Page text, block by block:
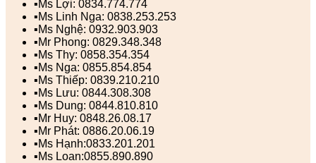
▪️Ms Lợi: 0834.774.774
▪️Ms Linh Nga: 0838.253.253
▪️Ms Nghệ: 0932.903.903
▪️Mr Phong: 0829.348.348
▪️Ms Thy: 0858.354.354
▪️Ms Nga: 0855.854.854
▪️Ms Thiếp: 0839.210.210
▪️Ms Lưu: 0844.308.308
▪️Ms Dung: 0844.810.810
▪️Mr Huy: 0848.26.08.17
▪️Mr Phát: 0886.20.06.19
▪️Ms Hạnh:0833.201.201
▪️Ms Loan:0855.890.890